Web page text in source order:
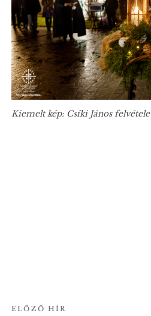
Kiemelt kép: Csíki János felvétele
ELŐZŐ HÍR